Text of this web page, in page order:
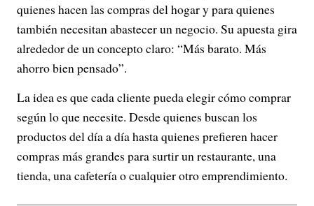
quienes hacen las compras del hogar y para quienes
también necesitan abastecer un negocio. Su apuesta gira
alrededor de un concepto claro: “Más barato. Más
ahorro bien pensado”.
La idea es que cada cliente pueda elegir cómo comprar
según lo que necesite. Desde quienes buscan los
productos del día a día hasta quienes prefieren hacer
compras más grandes para surtir un restaurante, una
tienda, una cafetería o cualquier otro emprendimiento.